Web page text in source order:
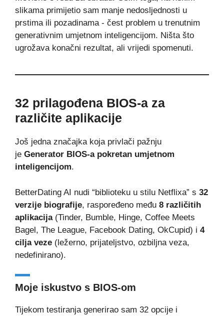
slikama primijetio sam manje nedosljednosti u
prstima ili pozadinama - čest problem u trenutnim
generativnim umjetnom inteligencijom. Ništa što
ugrožava konačni rezultat, ali vrijedi spomenuti.
32 prilagođena BIOS-a za
različite aplikacije
Još jedna značajka koja privlači pažnju
je Generator BIOS-a pokretan umjetnom
inteligencijom.
BetterDating AI nudi “biblioteku u stilu Netflixa” s 32
verzije biografije, raspoređeno među 8 različitih
aplikacija(Tinder, Bumble, Hinge, Coffee Meets
Bagel, The League, Facebook Dating, OkCupid) i 4
cilja veze (ležerno, prijateljstvo, ozbiljna veza,
nedefinirano).
Moje iskustvo s BIOS-om
Tijekom testiranja generirao sam 32 opcije i